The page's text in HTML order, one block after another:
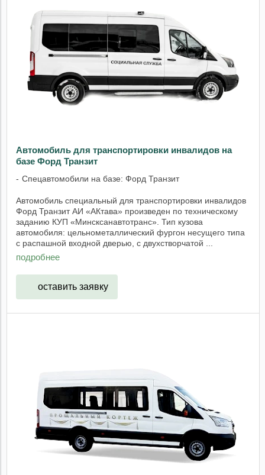
Автомобиль для транспортировки инвалидов на
базе Форд Транзит
Спецавтомобили на базе: Форд Транзит
Автомобиль специальный для транспортировки инвалидов
Форд Транзит АИ «АКтава» произведен по техническому
заданию КУП «Минсксанавтотранс». Тип кузова
автомобиля: цельнометаллический фургон несущего типа
с распашной входной дверью, с двухстворчатой ...
подробнее
оставить заявку